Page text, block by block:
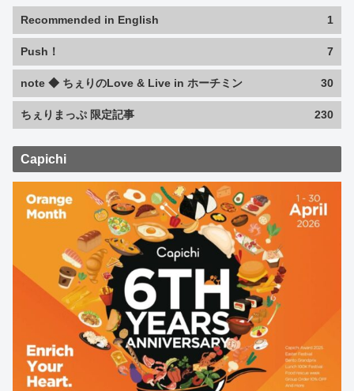
Recommended in English 1
Push！ 7
note ◆ ちぇりのLove & Live in ホーチミン 30
ちぇりまっぷ 限定記事 230
Capichi